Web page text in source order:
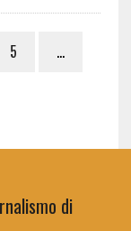
5
…
di